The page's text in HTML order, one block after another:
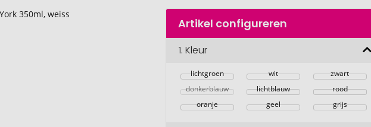
Artikel configureren
1.Kleur
lichtgroen wit
zwart
donkerblauw
lichtblauw
rood
oranje
geel grijs